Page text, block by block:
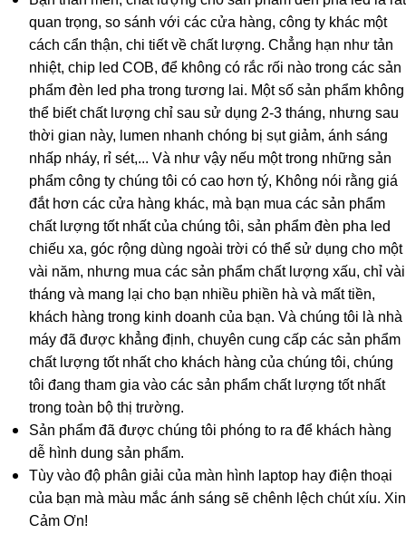
quan trọng, so sánh với các cửa hàng, công ty khác một
cách cẩn thận, chi tiết về chất lượng. Chẳng hạn như tản
nhiệt, chip led COB, để không có rắc rối nào trong các sản
phẩm đèn led pha trong tương lai. Một số sản phẩm không
thể biết chất lượng chỉ sau sử dụng 2-3 tháng, nhưng sau
thời gian này, lumen nhanh chóng bị sụt giảm, ánh sáng
nhấp nháy, rỉ sét,... Và như vậy nếu một trong những sản
phẩm công ty chúng tôi có cao hơn tý, Không nói rằng giá
đắt hơn các cửa hàng khác, mà bạn mua các sản phẩm
chất lượng tốt nhất của chúng tôi, sản phẩm đèn pha led
chiếu xa, góc rộng dùng ngoài trời có thể sử dụng cho một
vài năm, nhưng mua các sản phẩm chất lượng xấu, chỉ vài
tháng và mang lại cho bạn nhiều phiền hà và mất tiền,
khách hàng trong kinh doanh của bạn. Và chúng tôi là nhà
máy đã được khẳng định, chuyên cung cấp các sản phẩm
chất lượng tốt nhất cho khách hàng của chúng tôi, chúng
tôi đang tham gia vào các sản phẩm chất lượng tốt nhất
trong toàn bộ thị trường.
Sản phẩm đã được chúng tôi phóng to ra để khách hàng
dễ hình dung sản phẩm.
Tùy vào độ phân giải của màn hình laptop hay điện thoại
của bạn mà màu mắc ánh sáng sẽ chênh lệch chút xíu. Xin
Cảm Ơn!